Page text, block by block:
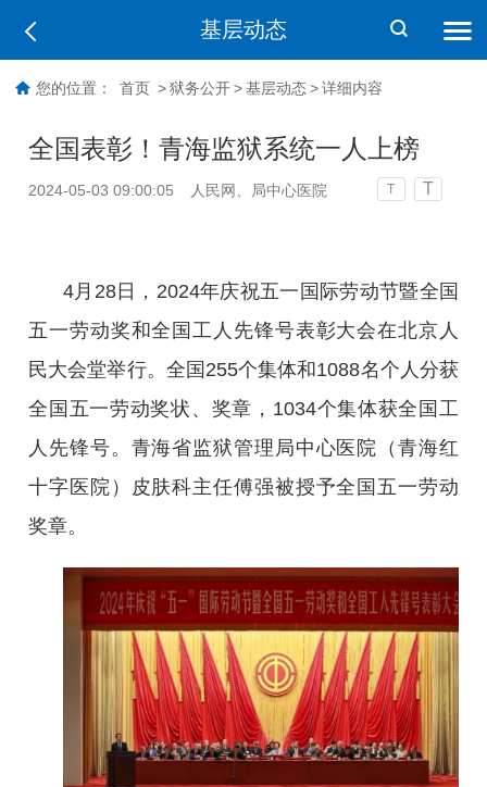
基层动态
您的位置： 首页 > 狱务公开 > 基层动态 > 详细内容
全国表彰！青海监狱系统一人上榜
2024-05-03 09:00:05 人民网、局中心医院 T T
4月28日，2024年庆祝五一国际劳动节暨全国
五一劳动奖和全国工人先锋号表彰大会在北京人
民大会堂举行。全国255个集体和1088名个人分获
全国五一劳动奖状、奖章，1034个集体获全国工
人先锋号。青海省监狱管理局中心医院（青海红
十字医院）皮肤科主任傅强被授予全国五一劳动
奖章。